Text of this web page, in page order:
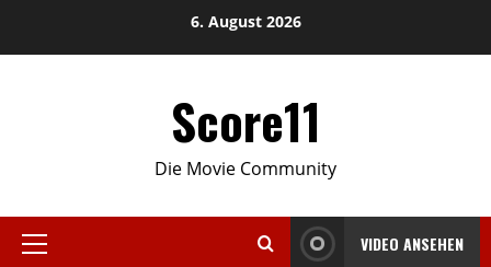
6. August 2026
Score11
Die Movie Community
Primary
VIDEO ANSEHEN